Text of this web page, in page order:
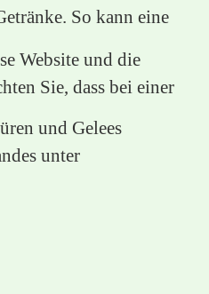
So kann eine
und Gelees
unter
Website und die
Sie, dass bei einer